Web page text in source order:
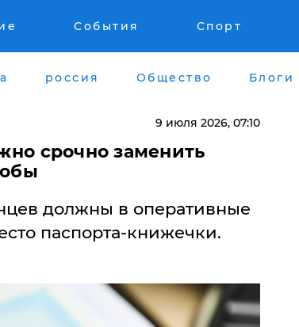
События Спорт
россия Общество Блоги
9 июля 2026, 07:10
срочно заменить
должны в оперативные
паспорта-книжечки.